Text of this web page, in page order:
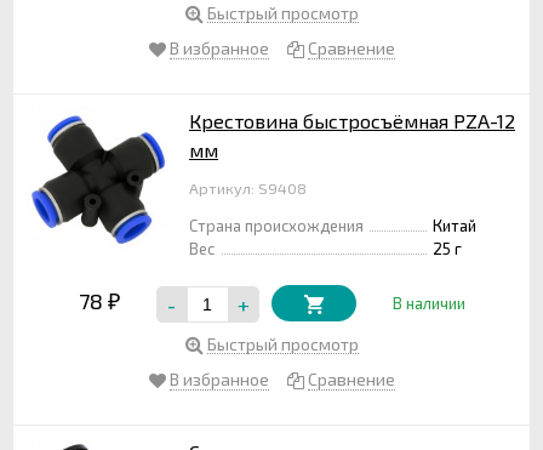
Быстрый просмотр
В избранное
Сравнение
Крестовина быстросъёмная PZA-12
мм
Артикул: S9408
Страна происхождения
Китай
Вес
25 г
78 ₽ - + В наличии
Быстрый просмотр
В избранное
Сравнение